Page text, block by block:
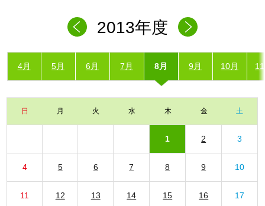
2013年度
4月 5月 6月 7月 8月 9月 10月
日 月 火 水 木 金 土
1 2 3
4 5 6 7 8 9 10
11 12 13 14 15 16 17